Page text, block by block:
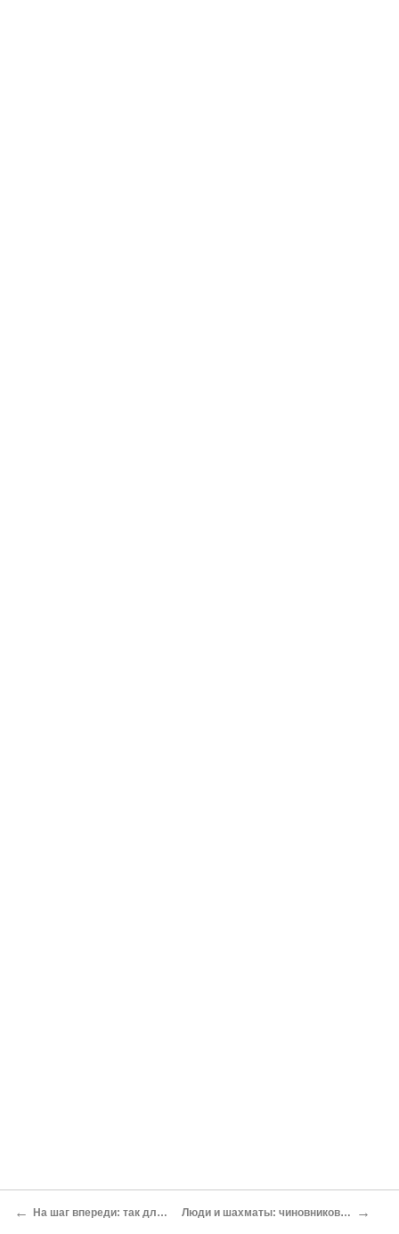
← На шаг впереди: так для чего Apple понадобился 64-разрядный мобильный процессор? Евгений Золотов Люди и шахматы: чиновников на американской бюрократической доске оценивает и двигает облачная система Михаил Ваннах →